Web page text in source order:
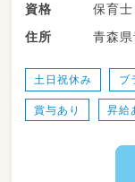
資格
住所
青森
土日祝休み ブ
賞与あり 昇給